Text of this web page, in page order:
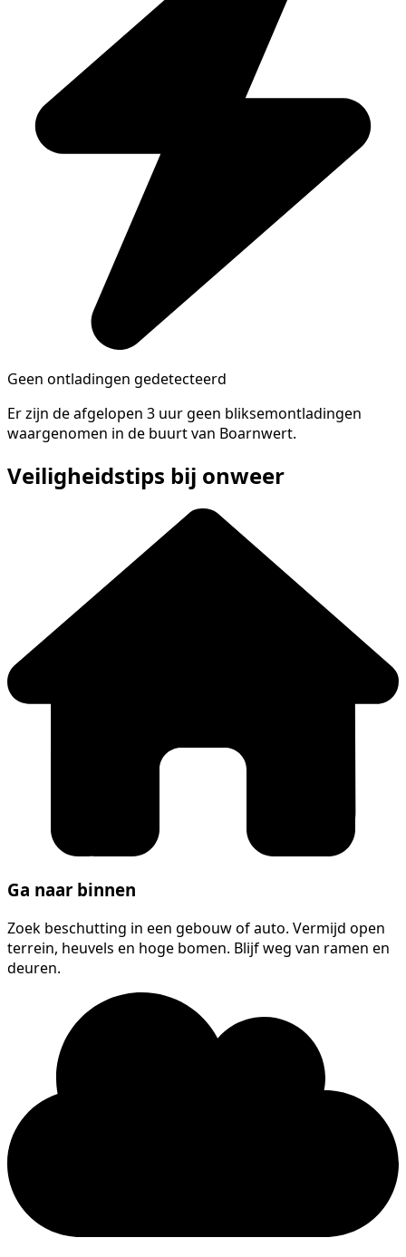
Geen ontladingen gedetecteerd
Er zijn de afgelopen 3 uur geen bliksemontladingen
waargenomen in de buurt van Boarnwert.
Veiligheidstips bij onweer
Ga naar binnen
Zoek beschutting in een gebouw of auto. Vermijd open
terrein, heuvels en hoge bomen. Blijf weg van ramen en
deuren.